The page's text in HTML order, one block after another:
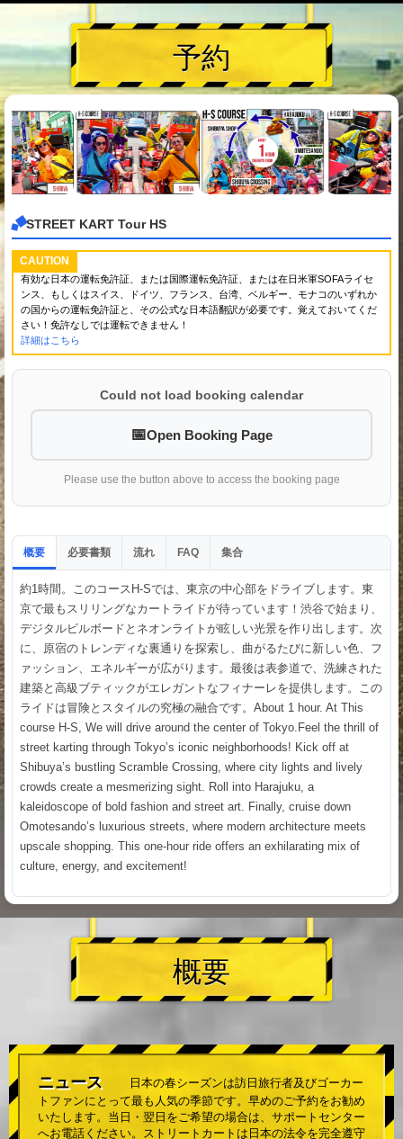
予約
STREET KART Tour HS
CAUTION
有効な日本の運転免許証、または国際運転免許証、または在日米軍SOFAライセ
ンス、もしくはスイス、ドイツ、フランス、台湾、ベルギー、モナコのいずれか
の国からの運転免許証と、その公式な日本語翻訳が必要です。覚えておいてくだ
さい！免許なしでは運転できません！
詳細はこちら
Could not load booking calendar
Open Booking Page
Please use the button above to access the booking page
概要 必要書類 流れ FAQ 集合
約1時間。このコースH-Sでは、東京の中心部をドライブします。東
京で最もスリリングなカートライドが待っています！渋谷で始まり、
デジタルビルボードとネオンライトが眩しい光景を作り出します。次
に、原宿のトレンディな裏通りを探索し、曲がるたびに新しい色、フ
ァッション、エネルギーが広がります。最後は表参道で、洗練された
建築と高級ブティックがエレガントなフィナーレを提供します。この
ライドは冒険とスタイルの究極の融合です。About 1 hour. At This
course H-S, We will drive around the center of Tokyo.Feel the thrill of
street karting through Tokyo’s iconic neighborhoods! Kick off at
Shibuya’s bustling Scramble Crossing, where city lights and lively
crowds create a mesmerizing sight. Roll into Harajuku, a
kaleidoscope of bold fashion and street art. Finally, cruise down
Omotesando’s luxurious streets, where modern architecture meets
upscale shopping. This one-hour ride offers an exhilarating mix of
culture, energy, and excitement!
概要
ニュース
日本の春シーズンは訪日旅行者及びゴーカー
トファンにとって最も人気の季節です。早めのご予約をお勧め
いたします。当日・翌日をご希望の場合は、サポートセンター
へお電話ください。ストリートカートは日本の法令を完全遵守